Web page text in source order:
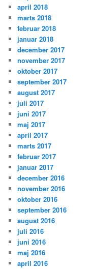
april 2018
marts 2018
februar 2018
januar 2018
december 2017
november 2017
oktober 2017
september 2017
august 2017
juli 2017
juni 2017
maj 2017
april 2017
marts 2017
februar 2017
januar 2017
december 2016
november 2016
oktober 2016
september 2016
august 2016
juli 2016
juni 2016
maj 2016
april 2016